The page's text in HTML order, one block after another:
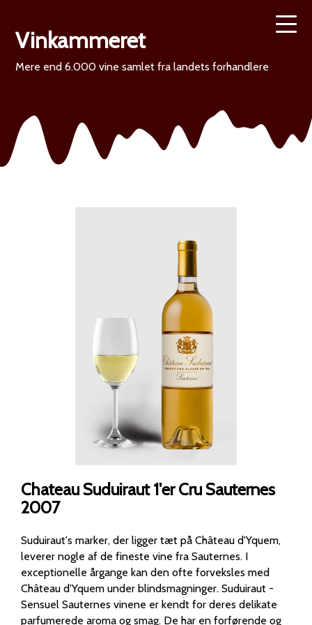
Vinkammeret
Mere end 6.000 vine samlet fra landets forhandlere
Chateau Suduiraut 1'er Cru Sauternes
2007
Suduiraut's marker, der ligger tæt på Château d'Yquem,
leverer nogle af de fineste vine fra Sauternes. I
exceptionelle årgange kan den ofte forveksles med
Château d'Yquem under blindsmagninger. Suduiraut -
Sensuel Sauternes vinene er kendt for deres delikate
parfumerede aroma og smag. De har en forførende og